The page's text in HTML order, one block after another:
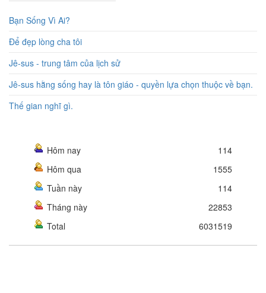
Bạn Sống Vì Ai?
Để đẹp lòng cha tôi
Jê-sus - trung tâm của lịch sử
Jê-sus hằng sống hay là tôn giáo - quyền lựa chọn thuộc về bạn.
Thế gian nghĩ gì.
Hôm nay
114
Hôm qua
1555
Tuần này
114
Tháng này
22853
Total
6031519